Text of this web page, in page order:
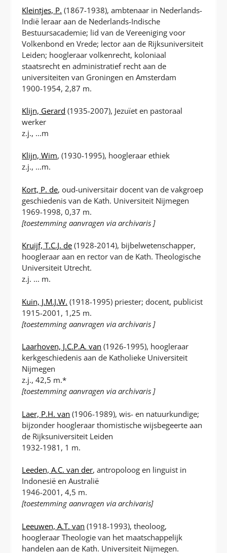
Kleintjes, P. (1867-1938), ambtenaar in Nederlands-
Indië leraar aan de Nederlands-Indische
Bestuursacademie; lid van de Vereeniging voor
Volkenbond en Vrede; lector aan de Rijksuniversiteit
Leiden; hoogleraar volkenrecht, koloniaal
staatsrecht en administratief recht aan de
universiteiten van Groningen en Amsterdam
1900-1954, 2,87 m.
Klijn, Gerard (1935-2007), Jezuïet en pastoraal
werker
z.j., ...m
Klijn, Wim, (1930-1995), hoogleraar ethiek
z.j., ...m.
Kort, P. de, oud-universitair docent van de vakgroep
geschiedenis van de Kath. Universiteit Nijmegen
1969-1998, 0,37 m.
[toestemming aanvragen via archivaris ]
Kruijf, T.C.J. de (1928-2014), bijbelwetenschapper,
hoogleraar aan en rector van de Kath. Theologische
Universiteit Utrecht.
z.j. ... m.
Kuin, J.M.J.W. (1918-1995) priester; docent, publicist
1915-2001, 1,25 m.
[toestemming aanvragen via archivaris ]
Laarhoven, J.C.P.A. van (1926-1995), hoogleraar
kerkgeschiedenis aan de Katholieke Universiteit
Nijmegen
z.j., 42,5 m.*
[toestemming aanvragen via archivaris ]
Laer, P.H. van (1906-1989), wis- en natuurkundige;
bijzonder hoogleraar thomistische wijsbegeerte aan
de Rijksuniversiteit Leiden
1932-1981, 1 m.
Leeden, A.C. van der, antropoloog en linguist in
Indonesië en Australië
1946-2001, 4,5 m.
[toestemming aanvragen via archivaris]
Leeuwen, A.T. van (1918-1993), theoloog,
hoogleraar Theologie van het maatschappelijk
handelen aan de Kath. Universiteit Nijmegen.